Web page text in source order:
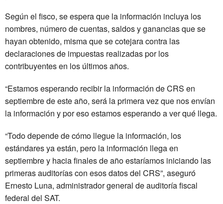
Según el fisco, se espera que la información incluya los
nombres, número de cuentas, saldos y ganancias que se
hayan obtenido, misma que se cotejara contra las
declaraciones de impuestas realizadas por los
contribuyentes en los últimos años.
“Estamos esperando recibir la información de CRS en
septiembre de este año, será la primera vez que nos envían
la información y por eso estamos esperando a ver qué llega.
“Todo depende de cómo llegue la información, los
estándares ya están, pero la información llega en
septiembre y hacia finales de año estaríamos iniciando las
primeras auditorías con esos datos del CRS”, aseguró
Ernesto Luna, administrador general de auditoría fiscal
federal del SAT.